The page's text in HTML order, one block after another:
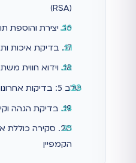
(RSA)
16. יצירת והוספת תוספים רלוונטיים למודעות
17. בדיקת איכות ותאימות של דפי הנחיתה
18. וידוא חווית משתמש במובייל
שלב 5: בדיקות אחרונות ו-"Go Live"
19. בדיקת הגהה וקישורים שבורים
20. סקירה
הקמפיין